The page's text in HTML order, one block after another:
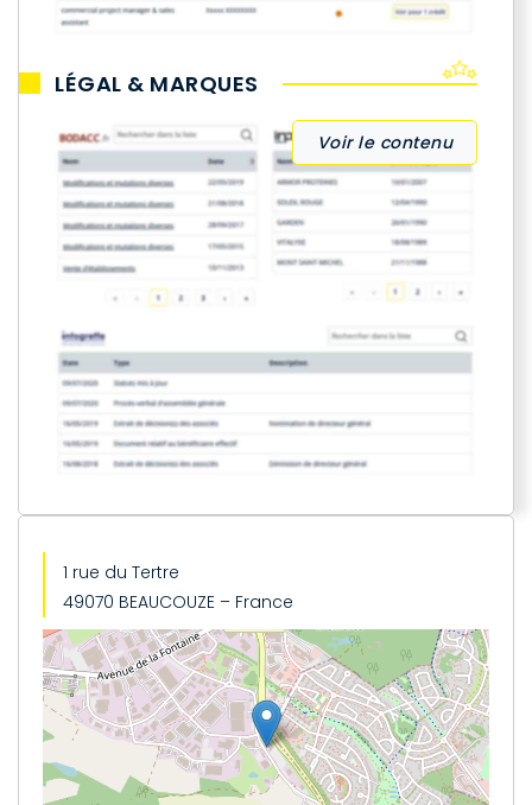
LÉGAL & MARQUES
Voir le contenu
1 rue du Tertre
49070 BEAUCOUZE – France